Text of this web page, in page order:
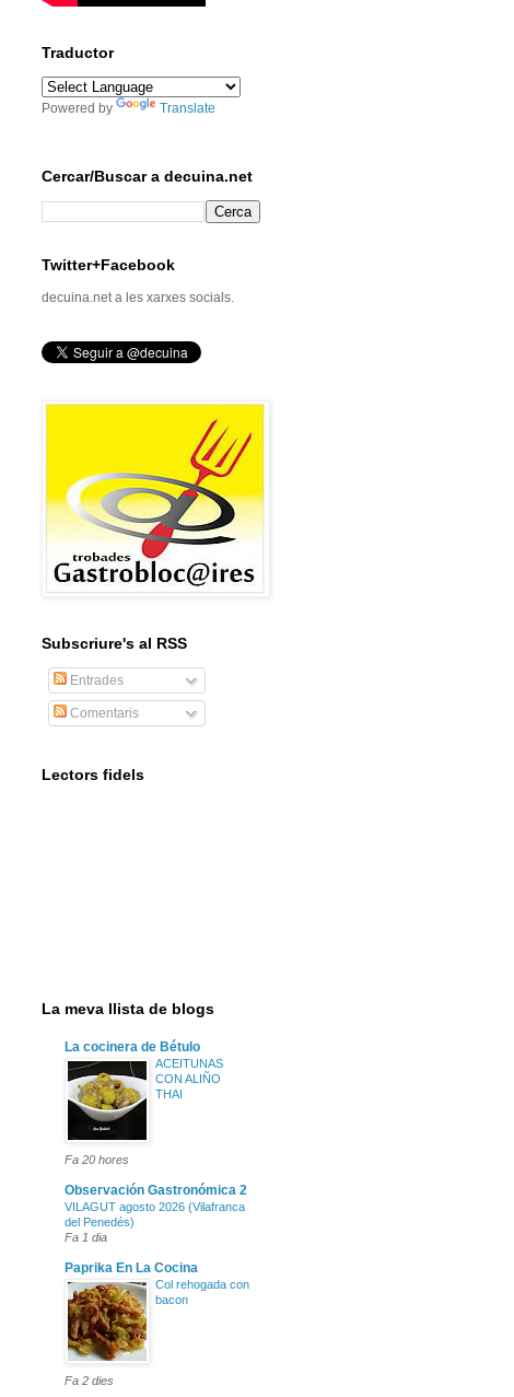
Traductor
Powered by Translate
Cercar/Buscar a decuina.net
Twitter+Facebook
decuina.net a les xarxes socials.
Subscriure's al RSS
Entrades
Comentaris
Lectors fidels
La meva llista de blogs
La cocinera de Bétulo
ACEITUNAS
CON ALIÑO
THAI
Fa 20 hores
Observación Gastronómica 2
VILAGUT agosto 2026 (Vilafranca
del Penedés)
Fa 1 dia
Paprika En La Cocina
Col rehogada con
bacon
Fa 2 dies